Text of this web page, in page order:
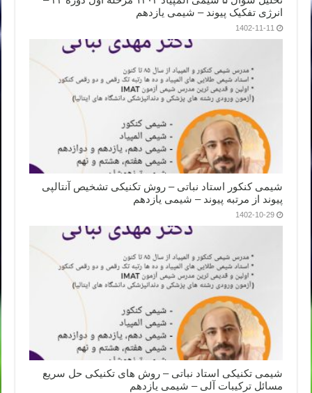
انرژی تفکیک پیوند – شیمی یازدهم
1402-11-11
شیمی کنکور استاد نباتی – روش تکنیکی تشخیص آنتالپی
پیوند از مرتبه پیوند – شیمی یازدهم
1402-10-29
شیمی تکنیکی استاد نباتی – روش های تکنیکی حل سریع
مسائل ترکیبات آلی – شیمی یازدهم